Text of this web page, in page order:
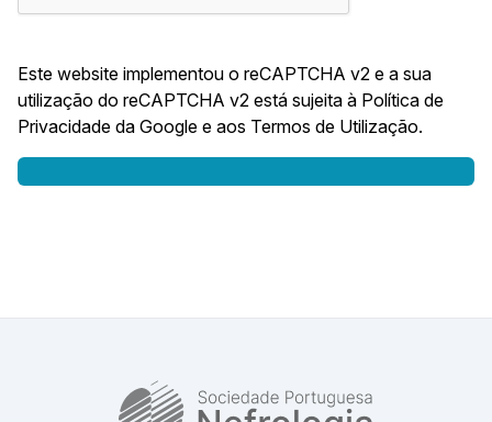
Este website implementou o reCAPTCHA v2 e a sua
utilização do reCAPTCHA v2 está sujeita à Política de
Privacidade da Google e aos Termos de Utilização.